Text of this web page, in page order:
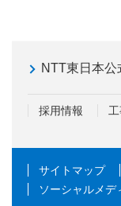
NTT東日本公
採用情報
サイトマップ
ソーシャルメデ